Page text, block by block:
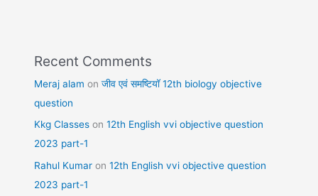
Recent Comments
Meraj alam onजीव एवं समष्टियॉ 12th biology objective
question
Kkg Classes on12th English vvi objective question
2023 part-1
Rahul Kumar on12th English vvi objective question
2023 part-1